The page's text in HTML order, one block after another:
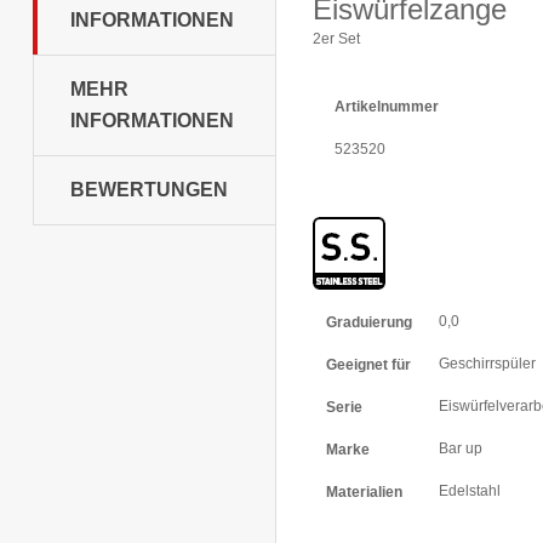
INFORMATIONEN
MEHR
INFORMATIONEN
BEWERTUNGEN
Eiswürfelzange
2er Set
Artikelnummer
523520
Graduierung 0,0
Geeignet für Geschirrspüler
Serie
Marke Bar up
Materialien Edelstahl